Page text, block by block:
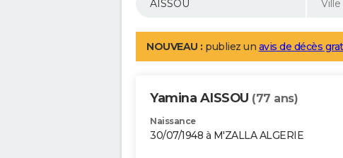
NOUVEAU : publiez un avis de décès
Yamina AISSOU (77 ans)
Naissance
30/07/1948 à M'ZALLA ALGERIE